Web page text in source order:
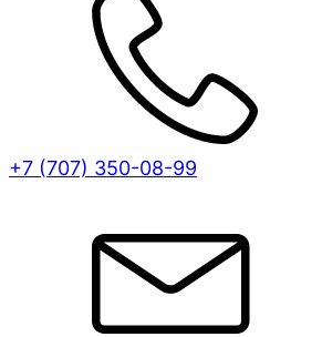
+7 (707) 350-08-99